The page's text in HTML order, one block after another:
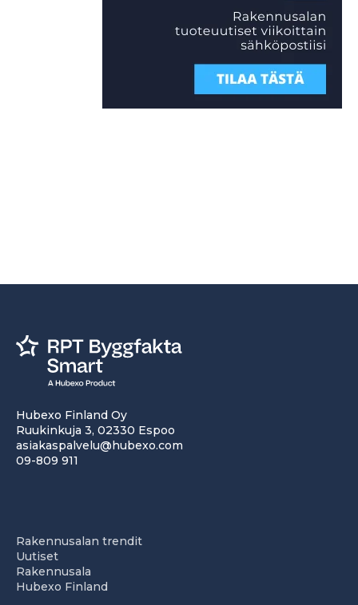
Hubexo Finland Oy
Ruukinkuja 3, 02330 Espoo
asiakaspalvelu@hubexo.com
09-809 911
Rakennusalan trendit
Uutiset
Rakennusala
Hubexo Finland